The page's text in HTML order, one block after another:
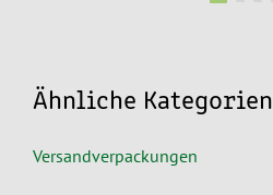
Ähnliche Kategorien
Versandverpackungen